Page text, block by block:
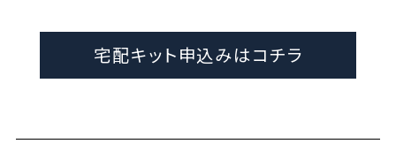
宅配キット申込みはコチラ